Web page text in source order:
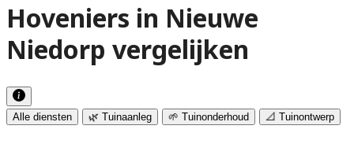
Hoveniers in Nieuwe
Niedorp vergelijken
Alle diensten 🌿 Tuinaanleg 🌱 Tuinonderhoud 📐 Tuinontwerp